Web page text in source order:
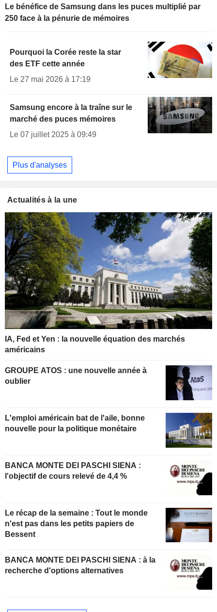
Le bénéfice de Samsung dans les puces multiplié par
250 face à la pénurie de mémoires
Pourquoi la Corée reste la star
des ETF cette année
Le 27 mai 2026 à 17:19
Samsung encore à la traîne sur le
marché des puces mémoires
Le 07 juillet 2025 à 09:49
Plus d'analyses
Actualités à la une
IA, Fed et Yen : la nouvelle équation des marchés
américains
GROUPE ATOS : une nouvelle année à
oublier
L'emploi américain bat de l'aile, bonne
nouvelle pour la politique monétaire
BANCA MONTE DEI PASCHI SIENA :
l'objectif de cours relevé de 4,4 %
Le récap de la semaine : Tout le monde
n'est pas dans les petits papiers de
Bessent
BANCA MONTE DEI PASCHI SIENA : à la
recherche d'options alternatives